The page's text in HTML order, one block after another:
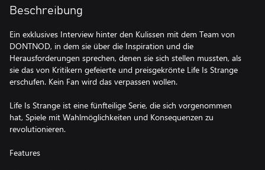
Beschreibung
Ein exklusives Interview hinter den Kulissen mit dem Team von
DONTNOD, in dem sie über die Inspiration und die
Herausforderungen sprechen, denen sie sich stellen mussten, als
sie das von Kritikern gefeierte und preisgekrönte Life Is Strange
erschufen. Kein Fan wird das verpassen wollen.
Life Is Strange ist eine fünfteilige Serie, die sich vorgenommen
hat, Spiele mit Wahlmöglichkeiten und Konsequenzen zu
revolutionieren.
Features